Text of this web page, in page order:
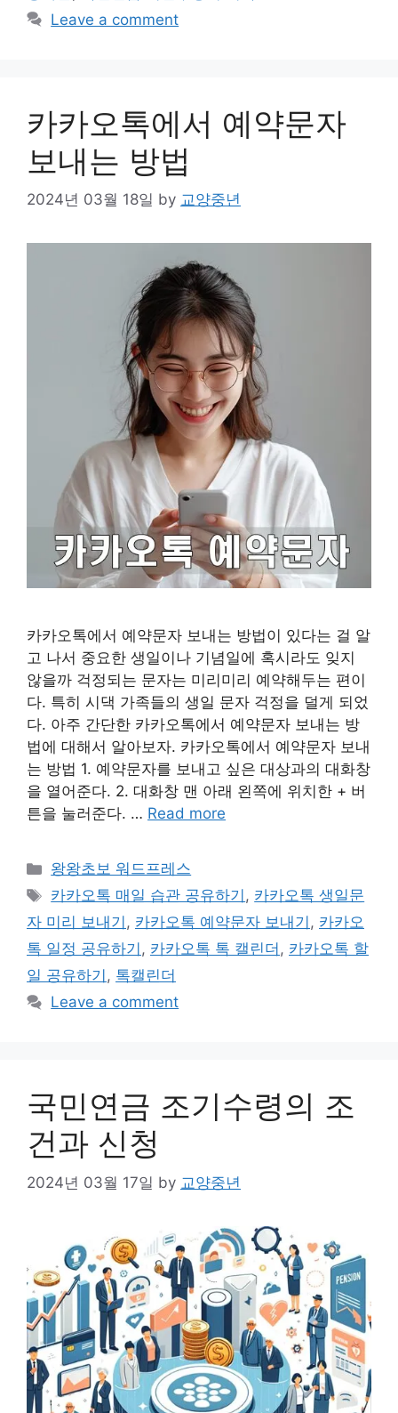
Leave a comment
카카오톡에서 예약문자
보내는 방법
2024년 03월 18일 by 교양중년
카카오톡에서 예약문자 보내는 방법이 있다는 걸 알
고 나서 중요한 생일이나 기념일에 혹시라도 잊지
않을까 걱정되는 문자는 미리미리 예약해두는 편이
다. 특히 시댁 가족들의 생일 문자 걱정을 덜게 되었
다. 아주 간단한 카카오톡에서 예약문자 보내는 방
법에 대해서 알아보자. 카카오톡에서 예약문자 보내
는 방법 1. 예약문자를 보내고 싶은 대상과의 대화창
을 열어준다. 2. 대화창 맨 아래 왼쪽에 위치한 + 버
튼을 눌러준다. … Read more
Categories
왕왕초보 워드프레스
Tags
카카오톡 매일 습관 공유하기 , 카카오톡 생일문
자 미리 보내기 , 카카오톡 예약문자 보내기 , 카카오
톡 일정 공유하기 , 카카오톡 톡 캘린더 , 카카오톡 할
일 공유하기 , 톡캘린더
Leave a comment
국민연금 조기수령의 조
건과 신청
2024년 03월 17일 by 교양중년